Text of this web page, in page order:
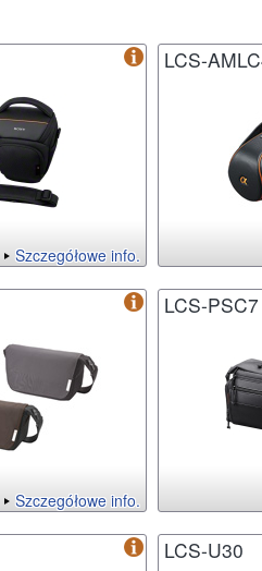
Szczegółowe info.
LCS-
Szczegółowe info.
LCS-PSC7
LCS-U30